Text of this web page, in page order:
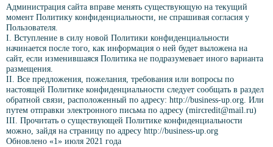
Администрация сайта вправе менять существующую на текущий
момент Политику конфиденциальности, не спрашивая согласия у
Пользователя.
I. Вступление в силу новой Политики конфиденциальности
начинается после того, как информация о ней будет выложена на
сайт, если изменившаяся Политика не подразумевает иного варианта
размещения.
II. Все предложения, пожелания, требования или вопросы по
настоящей Политике конфиденциальности следует сообщать в раздел
обратной связи, расположенный по адресу: http://business-up.org. Или
путем отправки электронного письма по адресу (mircredit@mail.ru)
III. Прочитать о существующей Политике конфиденциальности
можно, зайдя на страницу по адресу http://business-up.org
Обновлено «1» июля 2021 года